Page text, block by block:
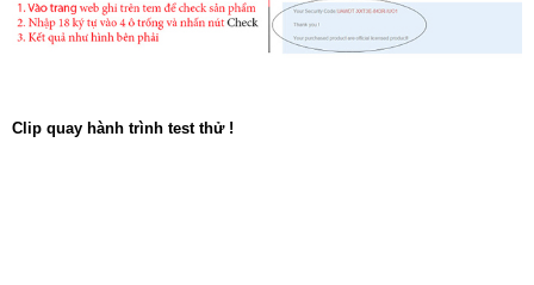
Clip quay hành trình test thử !